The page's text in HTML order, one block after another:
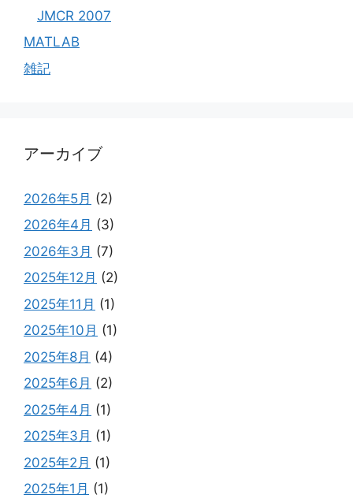
JMCR 2007
MATLAB
雑記
アーカイブ
2026年5月 (2)
2026年4月 (3)
2026年3月 (7)
2025年12月 (2)
2025年11月 (1)
2025年10月 (1)
2025年8月 (4)
2025年6月 (2)
2025年4月 (1)
2025年3月 (1)
2025年2月 (1)
2025年1月 (1)